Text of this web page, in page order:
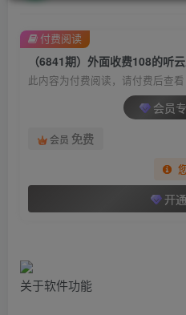
此内容为付费阅读，请付费后查看
会员
会员 免费
开
付费阅读
关于软件功能